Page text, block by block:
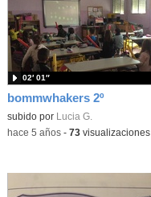
bommwhakers 2º
Contenido educativo.
subido por Lucia G.
02′ 01″
-hace 5 años- 73visualizaciones